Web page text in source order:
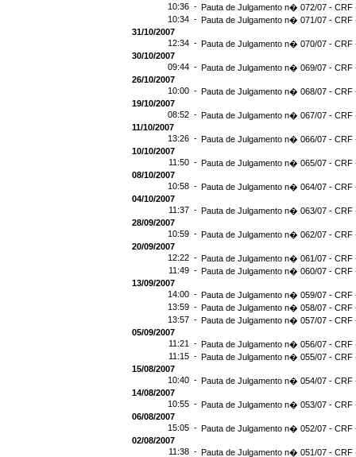
10:36 - Pauta de Julgamento n� 072/07 - CRF
10:34 - Pauta de Julgamento n� 071/07 - CRF
31/10/2007
12:34 - Pauta de Julgamento n� 070/07 - CRF
30/10/2007
09:44 - Pauta de Julgamento n� 069/07 - CRF
26/10/2007
10:00 - Pauta de Julgamento n� 068/07 - CRF
19/10/2007
08:52 - Pauta de Julgamento n� 067/07 - CRF
11/10/2007
13:26 - Pauta de Julgamento n� 066/07 - CRF
10/10/2007
11:50 - Pauta de Julgamento n� 065/07 - CRF
08/10/2007
10:58 - Pauta de Julgamento n� 064/07 - CRF
04/10/2007
11:37 - Pauta de Julgamento n� 063/07 - CRF
28/09/2007
10:59 - Pauta de Julgamento n� 062/07 - CRF
20/09/2007
12:22 - Pauta de Julgamento n� 061/07 - CRF
11:49 - Pauta de Julgamento n� 060/07 - CRF
13/09/2007
14:00 - Pauta de Julgamento n� 059/07 - CRF
13:59 - Pauta de Julgamento n� 058/07 - CRF
13:57 - Pauta de Julgamento n� 057/07 - CRF
05/09/2007
11:21 - Pauta de Julgamento n� 056/07 - CRF
11:15 - Pauta de Julgamento n� 055/07 - CRF
15/08/2007
10:40 - Pauta de Julgamento n� 054/07 - CRF
14/08/2007
10:55 - Pauta de Julgamento n� 053/07 - CRF
06/08/2007
15:05 - Pauta de Julgamento n� 052/07 - CRF
02/08/2007
11:38 - Pauta de Julgamento n� 051/07 - CRF